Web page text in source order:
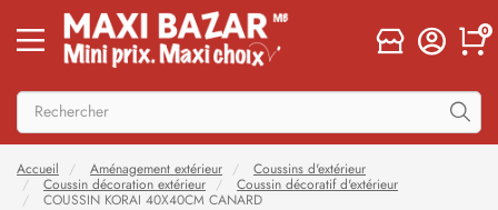
0
Accueil Aménagement extérieur
Coussins d'extérieur
Coussin décoration extérieur
Coussin décoratif d'extérieur
COUSSIN KORAI 40X40CM CANARD